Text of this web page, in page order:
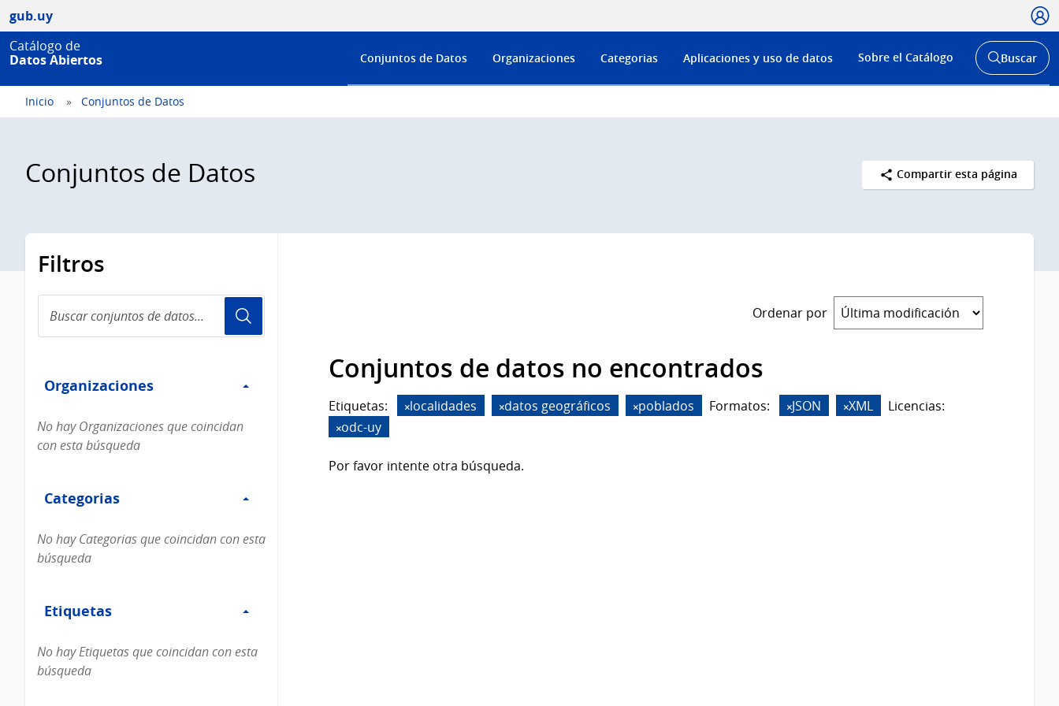
gub.uy
Catálogo de
Datos Abiertos
Menú
de
Conjuntos de Datos Organizaciones Categorias Aplicaciones y uso de datos Sobre el Catálogo
Abrir
buscador
Buscar
Inicio Conjuntos de Datos
Conjuntos de Datos Compartir esta página
Filtros
conjuntos
de
Organizaciones
Organizaciones
No hay Organizaciones que coincidan
con esta búsqueda
Categorias
Categorias
No hay Categorias que coincidan con esta
búsqueda
Etiquetas
Etiquetas
No hay Etiquetas que coincidan con esta
búsqueda
Ordenar por
Conjuntos de datos no encontrados
Etiquetas: localidades datos geográficos poblados Formatos: JSON XML
Licencias:
odc-uy
Por favor intente otra búsqueda.